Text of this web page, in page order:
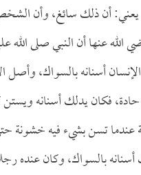
يعني: أن ذلك سائغ، وأن
الله عنها أن النبي صلى
أسنانه بالسواك، وأصل
فكان يدلك أسنانه ويستن
عندما تسن بشيء فيه خشونة
بالسواك، وكان عنده